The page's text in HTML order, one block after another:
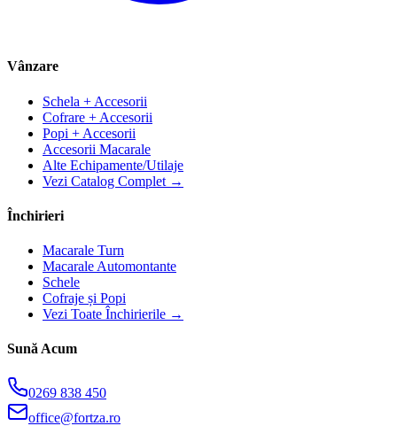
Vânzare
Schela + Accesorii
Cofrare + Accesorii
Popi + Accesorii
Accesorii Macarale
Alte Echipamente/Utilaje
Vezi Catalog Complet →
Închirieri
Macarale Turn
Macarale Automontante
Schele
Cofraje și Popi
Vezi Toate Închirierile →
Sună Acum
0269 838 450
office@fortza.ro